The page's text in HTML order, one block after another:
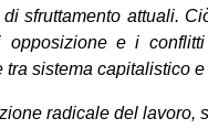
sfruttamento attuali.
e i
sistema capitalistico e
radicale del lavoro,